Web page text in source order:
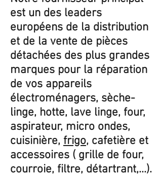
est un des leaders
européens de la distribution
et de la vente de pièces
détachées des plus grandes
marques pour la réparation
de vos appareils
électroménagers, sèche-
linge, hotte, lave linge, four,
aspirateur, micro ondes,
cuisinière, frigo, cafetière et
accessoires ( grille de four,
courroie, filtre, détartrant,...).